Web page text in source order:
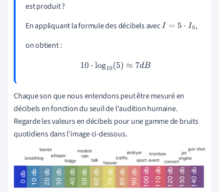
est produit ?
En appliquant la formule des décibels avecI= 5⋅I 0
,
on obtient :
10⋅log10(5) ≈7 dB
Chaque son que nous entendons peut être mesuré en
décibels en fonction du seuil de l'audition humaine.
Regarde les valeurs en décibels pour une gamme de bruits
quotidiens dans l'image ci-dessous.